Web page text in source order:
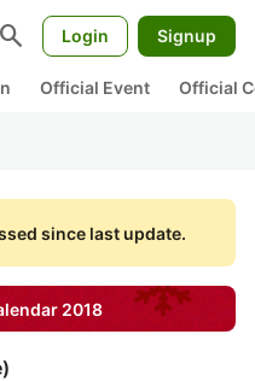
search Login Signup
Official Event Official
since last update.
2018
)